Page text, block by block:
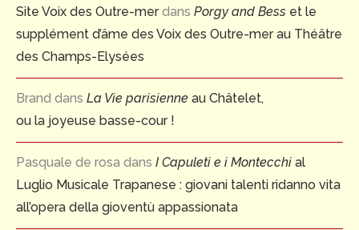
Site Voix des Outre-merdans Porgy and Bess et le
supplément d’âme des Voix des Outre-mer au Théâtre
des Champs-Elysées
Brand dans La Vie parisienne au Châtelet,
ou la joyeuse basse-cour !
Pasquale de rosa dans I Capuleti e i Montecchi al
Luglio Musicale Trapanese : giovani talenti ridanno vita
all’opera della gioventù appassionata